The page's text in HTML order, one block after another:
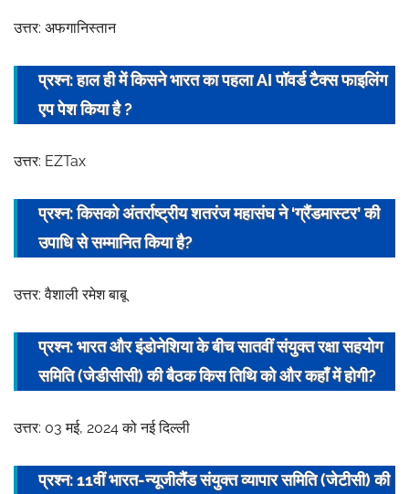
उत्तर: अफगानिस्तान
प्रश्न: हाल ही में किसने भारत का पहलाAIपॉवर्ड टैक्स फाइलिंग
एप पेश किया है ?
उत्तर: EZTax
प्रश्न: किसको अंतर्राष्‍ट्रीयशतरंजमहासंघ ने ‘ग्रैंडमास्टर’ की
उपाधि से सम्मानित किया है?
उत्तर: वैशाली रमेश बाबू
प्रश्न: भारत और इंडोनेशिया के बीच सातवीं संयुक्त रक्षा सहयोग
समिति (जेडीसीसी) की बैठक किस तिथि को और कहाँ में होगी?
उत्तर: 03 मई, 2024 को नई दिल्ली
प्रश्न: 11वीं भारत-न्यूजीलैंड संयुक्त व्यापार समिति (जेटीसी) की